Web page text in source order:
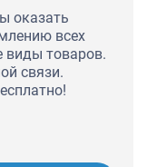
оказать
всех
виды товаров.
связи.